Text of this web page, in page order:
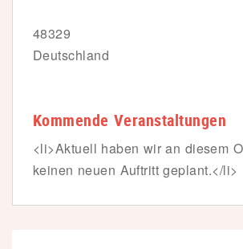
48329
Deutschland
Kommende Veranstaltungen
<li>Aktuell haben wir an diesem
keinen neuen Auftritt geplant.</li>